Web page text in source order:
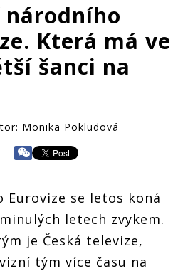
národního
Která má ve
šanci na
Monika Pokludová
Eurovize se letos koná
letech zvykem.
je Česká televize,
tým více času na